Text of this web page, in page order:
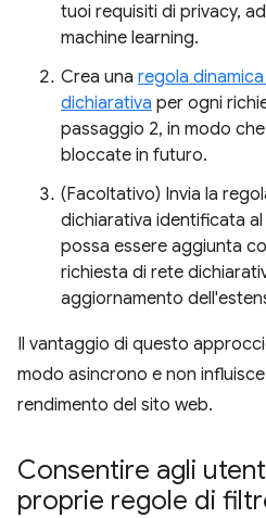
tuoi requisiti di privacy,
machine learning.
Crea una regola
dichiarativa per ogni
passaggio 2, in modo
bloccate in futuro.
(Facoltativo) Invia la
dichiarativa identificata
possa essere aggiunta
richiesta di rete
aggiornamento
Il vantaggio di questo
modo asincrono e non
rendimento del sito web.
Consentire agli
proprie regole di